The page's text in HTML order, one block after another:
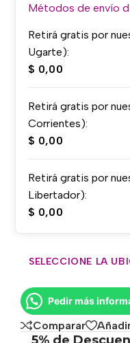
Métodos de envío
Retirá gratis por
Ugarte):
$ 0,00
Retirá gratis por
Corrientes):
$ 0,00
Retirá gratis por
Libertador):
$ 0,00
SELECCIONE LA
Pedir más
Comparar